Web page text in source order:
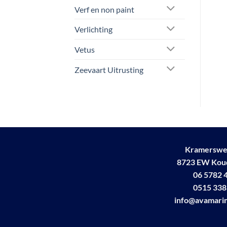
Verf en non paint
Verlichting
Vetus
Zeevaart Uitrusting
8723 EW
06 5782
0515